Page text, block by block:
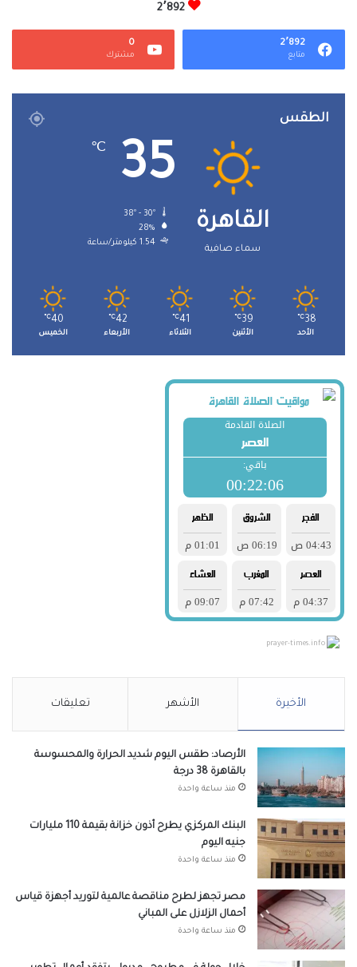
2٬892
2٬892
متابع
0
مشترك
الطقس
القاهرة
سماء صافية
35
℃
28%
1.54 كيلومتر/ساعة
38
℃
الأحد
39
℃
الأثنين
41
℃
الثلاثاء
42
℃
الأربعاء
40
℃
الخميس
prayer-times.info
الأخيرة الأشهر تعليقات
الأرصاد: طقس اليوم شديد الحرارة والمحسوسة
بالقاهرة 38 درجة
منذ ساعة واحدة
البنك المركزي يطرح أذون خزانة بقيمة 110 مليارات
جنيه اليوم
منذ ساعة واحدة
مصر تجهز لطرح مناقصة عالمية لتوريد أجهزة قياس
أحمال الزلازل على المباني
منذ ساعة واحدة